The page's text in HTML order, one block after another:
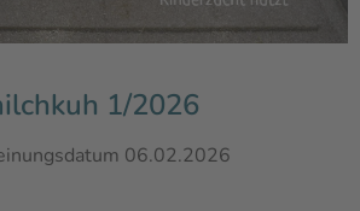
1/2026
06.02.2026